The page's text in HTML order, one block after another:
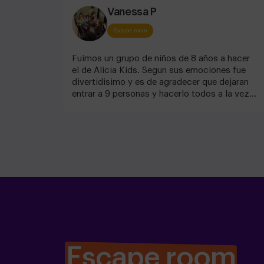
Vanessa P
Escape room
Fuimos un grupo de niños de 8 años a hacer
el de Alicia Kids. Segun sus emociones fue
divertidisimo y es de agradecer que dejaran
entrar a 9 personas y hacerlo todos a la vez.
Escape room